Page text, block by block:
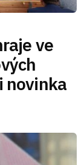
ve
novinka